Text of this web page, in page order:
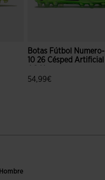
Botas Fútbol Numero-
10 26 Césped Artificial
54,99€
Hombre